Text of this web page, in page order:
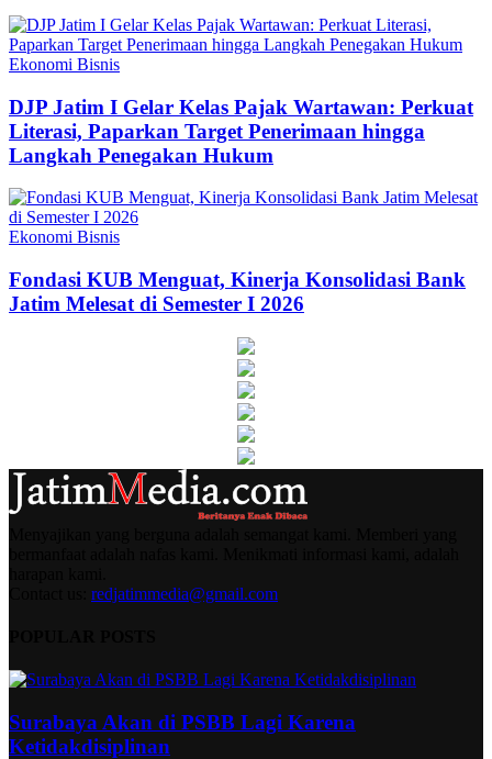
Ekonomi Bisnis
DJP Jatim I Gelar Kelas Pajak Wartawan: Perkuat
Literasi, Paparkan Target Penerimaan hingga
Langkah Penegakan Hukum
Ekonomi Bisnis
Fondasi KUB Menguat, Kinerja Konsolidasi Bank
Jatim Melesat di Semester I 2026
redjatimmedia@gmail.com
Surabaya Akan di PSBB Lagi Karena
Ketidakdisiplinan